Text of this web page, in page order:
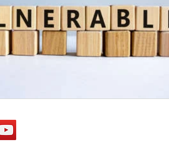
Zone de confort Faire des rencontres